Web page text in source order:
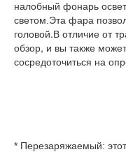
налобный фонарь
светом. Эта фара
головой.В отличие от
обзор, и вы также
сосредоточиться на
* Перезаряжаемый: